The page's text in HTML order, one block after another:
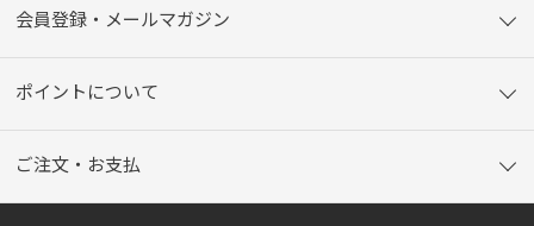
会員登録・メールマガジン
ポイントについて
ご注文・お支払